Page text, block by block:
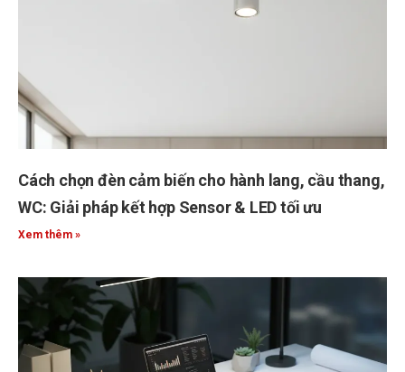
Cách chọn đèn cảm biến cho hành lang, cầu thang,
WC: Giải pháp kết hợp Sensor & LED tối ưu
Xem thêm »